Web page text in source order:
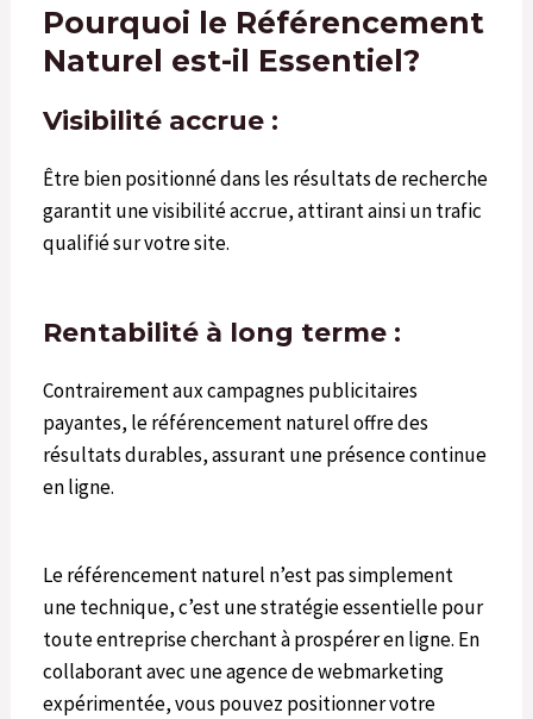
Pourquoi le Référencement
Naturel est-il Essentiel?
Visibilité accrue :
Être bien positionné dans les résultats de recherche
garantit une visibilité accrue, attirant ainsi un trafic
qualifié sur votre site.
Rentabilité à long terme :
Contrairement aux campagnes publicitaires
payantes, le référencement naturel offre des
résultats durables, assurant une présence continue
en ligne.
Le référencement naturel n’est pas simplement
une technique, c’est une stratégie essentielle pour
toute entreprise cherchant à prospérer en ligne. En
collaborant avec une agence de webmarketing
expérimentée, vous pouvez positionner votre